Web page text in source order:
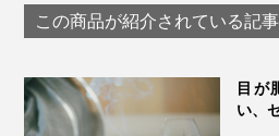
Archies
ッグ
この商品が紹介されている記事
目が
い、